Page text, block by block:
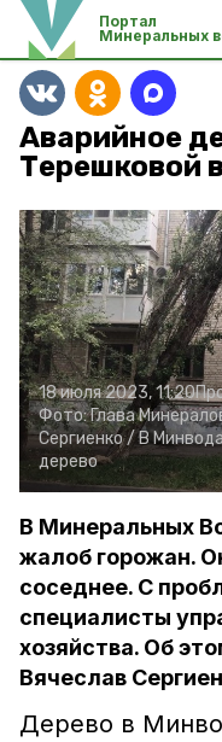
Портал
Минеральных
Аварийное
Терешковой
18 июля 2023, 11:20
Фото:Глава
Сергиенко / В
дерево
В Минеральных
жалоб горожан.
соседнее. С
специалисты
хозяйства. Об
Вячеслав
Дерево в